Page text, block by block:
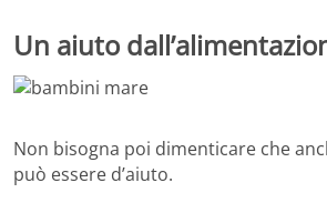
Un aiuto
Non bisogna poi dimenticare che
può essere d’aiuto.